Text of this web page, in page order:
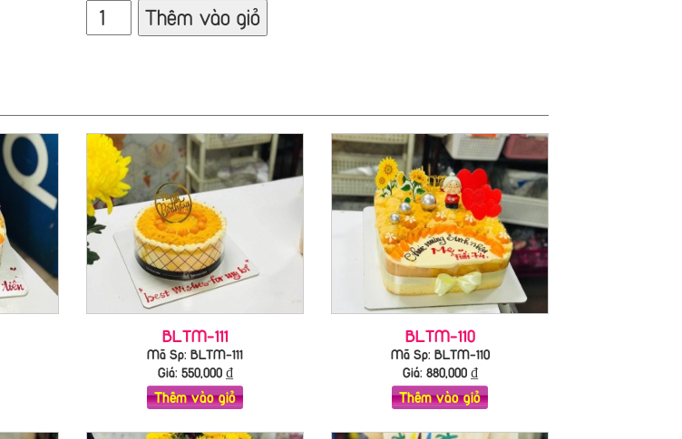
Thêm vào giỏ
BLTM-111
Mã Sp: BLTM-111
Giá: 550,000₫
Thêm vào giỏ
BLTM-110
Mã Sp: BLTM-110
Giá: 880,000₫
Thêm vào giỏ